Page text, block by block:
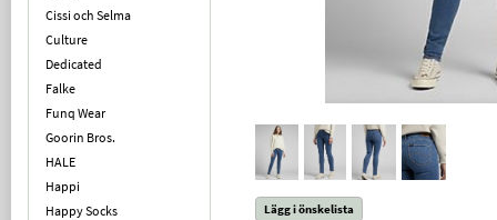
Cissi och Selma
Culture
Dedicated
Falke
Funq Wear
Goorin Bros.
HALE
Happi
Happy Socks
Lägg i önskelista